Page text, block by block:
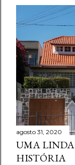
agosto 31, 2020
UMA LINDA
HISTÓRIA